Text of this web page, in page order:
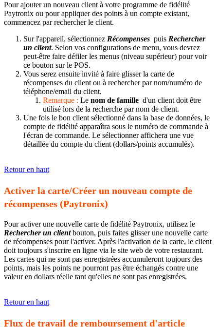
Pour ajouter un nouveau client à votre programme de fidélité
Paytronix ou pour appliquer des points à un compte existant,
commencez par rechercher le client.
Sur l'appareil, sélectionnez Récompenses puis Rechercher
un client. Selon vos configurations de menu, vous devrez
peut-être faire défiler les menus (niveau supérieur) pour voir
ce bouton sur le POS.
Vous serez ensuite invité à faire glisser la carte de
récompenses du client ou à rechercher par nom/numéro de
téléphone/email du client.
Remarque : Le nom de famille d'un client doit être
utilisé lors de la recherche par nom de client.
Une fois le bon client sélectionné dans la base de données, le
compte de fidélité apparaîtra sous le numéro de commande à
l'écran de commande. Le sélectionner affichera une vue
détaillée du compte du client (dollars/points accumulés).
Retour en haut
Activer la carte/Créer un nouveau compte de
récompenses (Paytronix)
Pour activer une nouvelle carte de fidélité Paytronix, utilisez le
Rechercher un clientbouton, puis faites glisser une nouvelle carte
de récompenses pour l'activer. Après l'activation de la carte, le client
doit toujours s'inscrire en ligne via le site web de votre restaurant.
Les cartes qui ne sont pas enregistrées accumuleront toujours des
points, mais les points ne pourront pas être échangés contre une
valeur en dollars réelle tant qu'elles ne sont pas enregistrées.
Retour en haut
Flux de travail de remboursement d'article